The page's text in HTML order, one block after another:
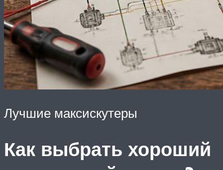
Лучшие максискутеры
Как выбрать хороший